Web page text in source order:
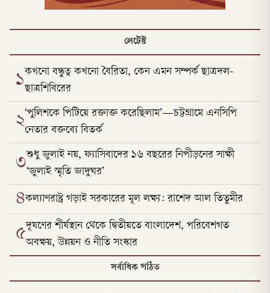
লেটেস্ট
১কখনো বন্ধুত্ব কখনো বৈরিতা, কেন এমন সম্পর্ক ছাত্রদল-
ছাত্রশিবিরের
২‘পুলিশকে পিটিয়ে রক্তাক্ত করেছিলাম’—চট্টগ্রামে এনসিপি
নেতার বক্তব্যে বিতর্ক
৩শুধু জুলাই নয়, ফ্যাসিবাদের ১৬ বছরের নিপীড়নের সাক্ষী
‘জুলাই স্মৃতি জাদুঘর’
৪কল্যাণরাষ্ট্র গড়াই সরকারের মূল লক্ষ্য: রাশেদ আল তিতুমীর
৫দূষণের শীর্ষস্থান থেকে দ্বিতীয়তে বাংলাদেশ, পরিবেশগত
অবক্ষয়, উন্নয়ন ও নীতি সংস্কার
সর্বাধিক পঠিত